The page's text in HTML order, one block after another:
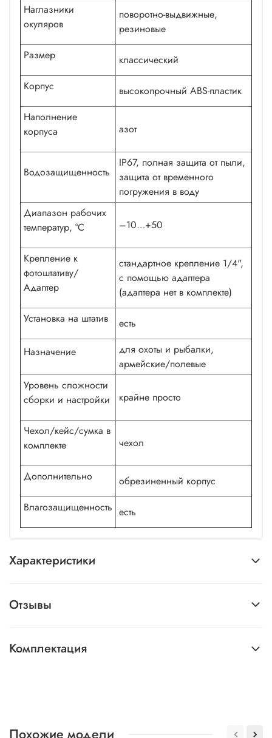
Наглазники
окуляров
поворотно-выдвижные,
резиновые
Размер
классический
Корпус
высокопрочный ABS-пластик
Наполнение
корпуса
азот
Водозащищенность
IP67, полная защита от пыли,
защита от временного
погружения в воду
Диапазон рабочих
температур, °С
–10…+50
Крепление к
фотоштативу/
Адаптер
стандартное крепление 1/4",
с помощью адаптера
(адаптера нет в комплекте)
Установка на штатив
есть
Назначение
для охоты и рыбалки,
армейские/полевые
Уровень сложности
сборки и настройки
крайне просто
Чехол/кейс/сумка в
комплекте
чехол
Дополнительно
обрезиненный корпус
Влагозащищенность есть
Характеристики
Отзывы
Комплектация
Похожие модели